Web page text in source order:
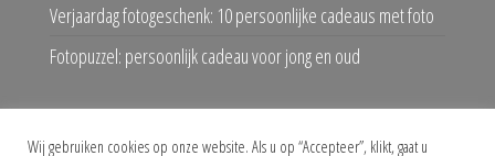
Verjaardag fotogeschenk: 10 persoonlijke cadeaus met foto
Fotopuzzel: persoonlijk cadeau voor jong en oud
VOLG ONS
Wij gebruiken cookies op onze website. Als u op “Accepteer”, klikt, gaat u